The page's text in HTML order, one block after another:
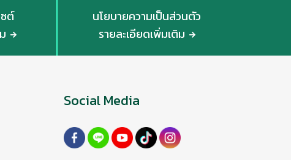
ซต์
นโยบายความเป็นส่วนตัว
รายละเอียดเพิ่มเติม
Social Media